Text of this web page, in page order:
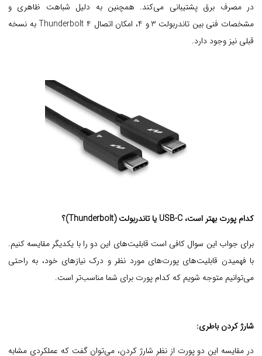
در مصرف برق پشتیبانی می‌کند. همچنین به دلیل شباهت ظاهری و
مشخصات فنی بین تاندربولت 3 و 4، امکان اتصال Thunderbolt 4 به نسخه
قبلی نیز وجود دارد.
کدام پورت بهتر است، USB-C یا تاندربولت (Thunderbolt)؟
برای جواب این سوال کافی است قابلیت‌های این دو را با یکدیگر مقایسه کنیم.
با فهمیدن قابلیت‌های پورت‌های مورد نظر و درک نیازهای خود، به راحتی
می‌توانیم متوجه شویم که کدام پورت برای شما مناسب‌تر است.
شارژ کردن باطری:
در مقایسه این دو پورت از نظر شارژ کردن، می‌توان گفت که عملکردی مشابه